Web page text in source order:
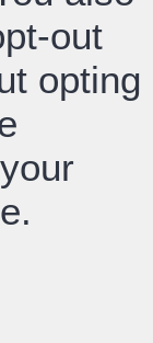
out
opting